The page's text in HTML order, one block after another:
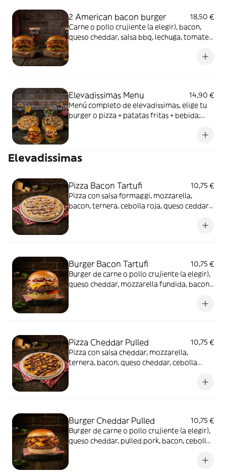
2 American bacon burger
18,50 €
Carne o pollo crujiente (a elegir), bacon,
queso cheddar, salsa bbq, lechuga, tomate y
Elevadissimas Menu
14,90 €
Menú completo de elevadissimas, elige tu
burger o pizza + patatas fritas + bebida;
Elevadissimas
Pizza Bacon Tartufi
10,75 €
Pizza con salsa formaggi, mozzarella,
bacon, ternera, cebolla roja, queso ceddar y
Burger Bacon Tartufi
10,75 €
Burger de carne o pollo crujiente (a elegir),
queso cheddar, mozzarella fundida, bacon
Pizza Cheddar Pulled
10,75 €
Pizza con salsa cheddar, mozzarella,
ternera, bacon, queso cheddar, cebolla
Burger Cheddar Pulled
10,75 €
Burger de carne o pollo crujiente (a elegir),
queso cheddar, pulled.pork, bacon, cebolla